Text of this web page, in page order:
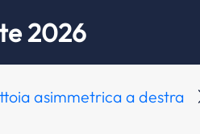
2026
asimmetrica a destra